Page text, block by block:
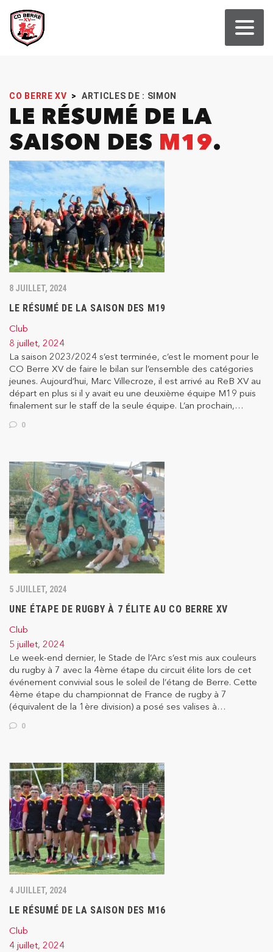
CO BERRE XV > ARTICLES DE : SIMON
LE RÉSUMÉ DE LA
SAISON DES M19
8 JUILLET, 2024
LE RÉSUMÉ DE LA SAISON DES M19
Club
8 juillet, 2024
La saison 2023/2024 s’est terminée, c’est le moment pour le
CO Berre XV de faire le bilan sur l’ensemble des catégories
jeunes. Aujourd’hui, Marc Villecroze, il est arrivé au ReB XV au
départ en plus si il y avait eu une deuxième équipe M19 puis
finalement sur le staff de la seule équipe. L’an prochain,…
0
5 JUILLET, 2024
UNE ÉTAPE DE RUGBY À 7 ÉLITE AU CO BERRE XV
Club
5 juillet, 2024
Le week-end dernier, le Stade de l’Arc s’est mis aux couleurs
du rugby à 7 avec la 4ème étape du circuit élite lors de cet
événement convivial sous le soleil de l’étang de Berre. Cette
4ème étape du championnat de France de rugby à 7
(équivalent de la 1ère division) a posé ses valises à…
0
4 JUILLET, 2024
LE RÉSUMÉ DE LA SAISON DES M16
Club
4 juillet, 2024